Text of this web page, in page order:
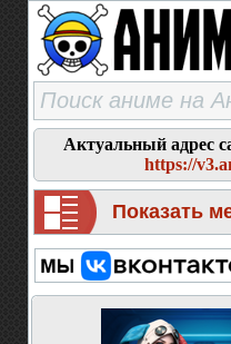
Актуальный адрес
https://
Показать